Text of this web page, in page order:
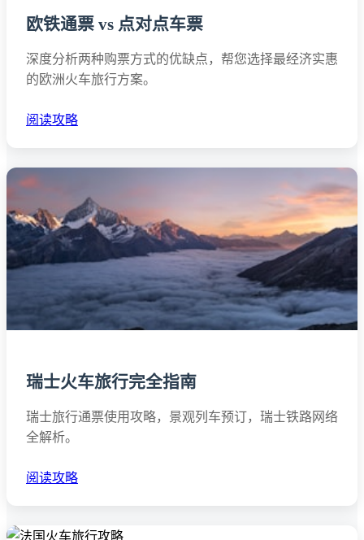
欧铁通票 vs 点对点车票
深度分析两种购票方式的优缺点，帮您选择最经济实惠
的欧洲火车旅行方案。
阅读攻略
瑞士火车旅行完全指南
瑞士旅行通票使用攻略，景观列车预订，瑞士铁路网络
全解析。
阅读攻略